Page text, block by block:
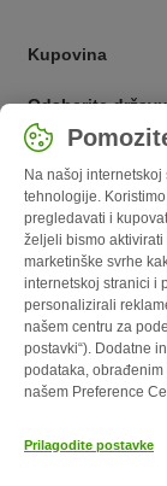
Kupovina
Odaberite državu
Hrvatska /
Follow zooplus
O nama Karijere
Na našoj internetskoj
tehnologije.
pregledavati i
željeli bismo
marketinške svrhe
internetskoj stranici i
personalizirali
našem centru za
postavki“). Dodatne
podataka,
našem Preference
Prilagodite postavke